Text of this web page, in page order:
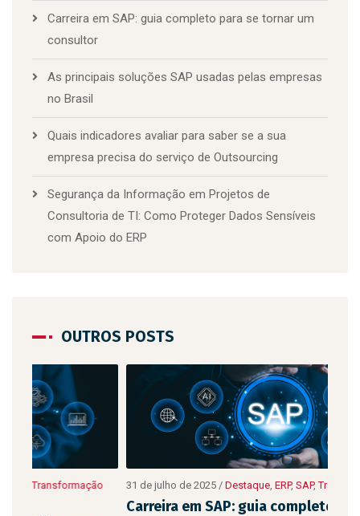
Carreira em SAP: guia completo para se tornar um
consultor
As principais soluções SAP usadas pelas empresas
no Brasil
Quais indicadores avaliar para saber se a sua
empresa precisa do serviço de Outsourcing
Segurança da Informação em Projetos de
Consultoria de TI: Como Proteger Dados Sensíveis
com Apoio do ERP
OUTROS POSTS
31 de julho de 2025 /Destaque ,ERP,SAP , Transformação Digital
Carreira em SAP: guia completo para se